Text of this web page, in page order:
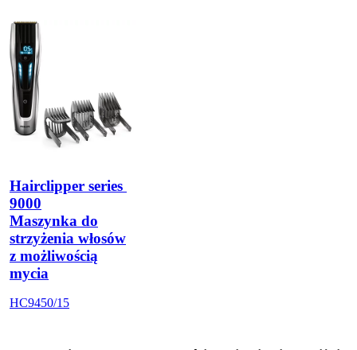
Hairclipper series
9000
Maszynka do
strzyżenia włosów
z możliwością
mycia
HC9450/15